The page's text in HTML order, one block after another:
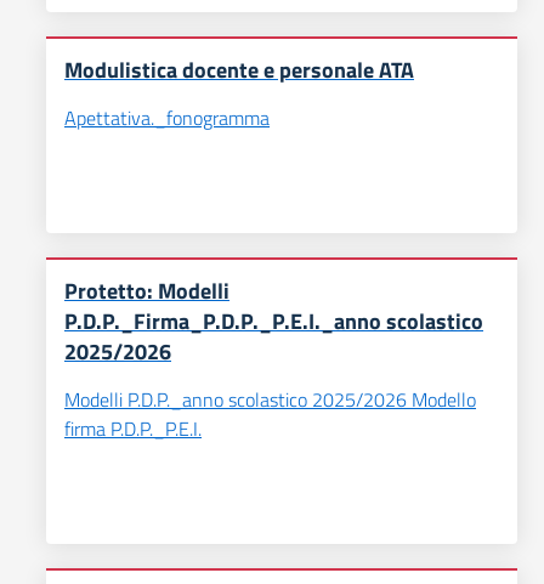
Modulistica docente e personale ATA
Apettativa._fonogramma
Protetto: Modelli
P.D.P._Firma_P.D.P._P.E.I._anno scolastico
2025/2026
Modelli P.D.P._anno scolastico 2025/2026 Modello
firma P.D.P._P.E.I.